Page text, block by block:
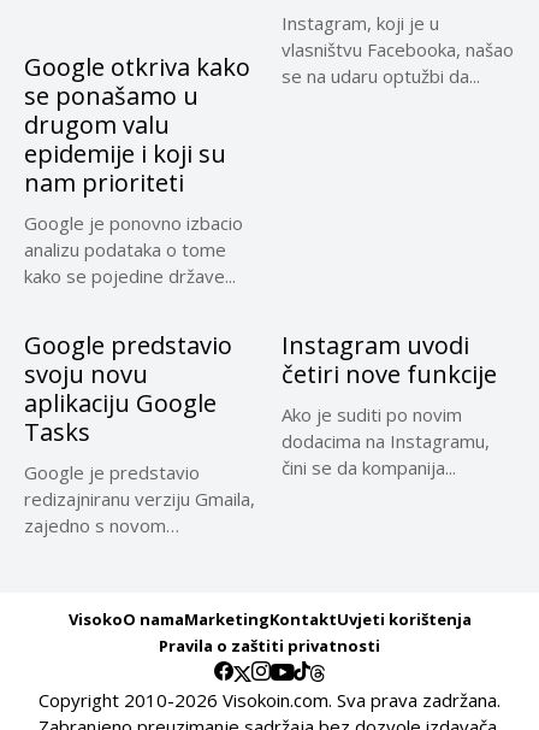
Google otkriva kako
se ponašamo u
drugom valu
epidemije i koji su
nam prioriteti
Google je ponovno izbacio
analizu podataka o tome
kako se pojedine države...
Instagram, koji je u
vlasništvu Facebooka, našao
se na udaru optužbi da...
Google predstavio
svoju novu
aplikaciju Google
Tasks
Google je predstavio
redizajniranu verziju Gmaila,
zajedno s novom
Instagram uvodi
četiri nove funkcije
Ako je suditi po novim
dodacima na Instagramu,
čini se da kompanija...
VisokoO namaMarketingKontaktUvjeti korištenja
Pravila o zaštiti privatnosti
Copyright 2010-2026 Visokoin.com. Sva prava zadržana.